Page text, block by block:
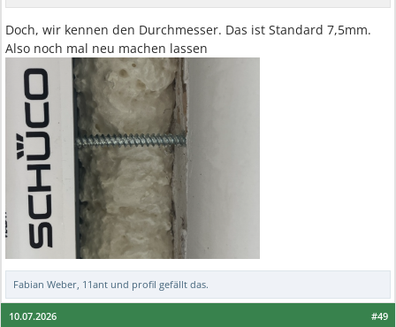
Doch, wir kennen den Durchmesser. Das ist Standard 7,5mm.
Also noch mal neu machen lassen
Fabian Weber 11ant und profil gefällt das.
#49
10.07.2026